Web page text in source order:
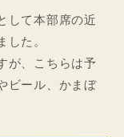
して本部席の近
した。
が、こちらは予
ビール、かまぼ